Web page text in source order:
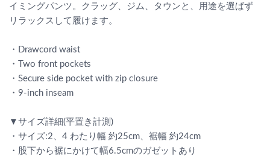
イミングパンツ。クラッグ、ジム、タウンと、用途を選ばず
リラックスして履けます。
・Drawcord waist
・Two front pockets
・Secure side pocket with zip closure
・9-inch inseam
▼サイズ詳細(平置き計測)
・サイズ:2、4 わたり幅 約25cm、裾幅 約24cm
・股下から裾にかけて幅6.5cmのガゼットあり